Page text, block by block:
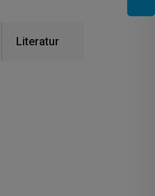
Literatur